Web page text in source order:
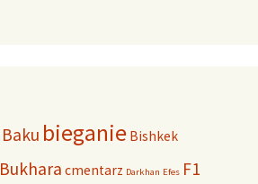
Baku bieganie Bishkek
Bukhara cmentarz Darkhan Efes F1